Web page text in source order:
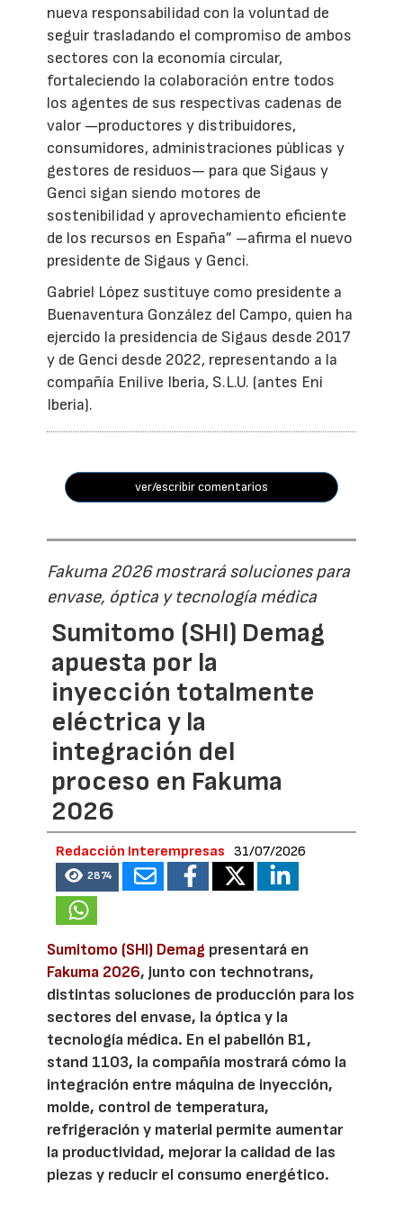
nueva responsabilidad con la voluntad de
seguir trasladando el compromiso de ambos
sectores con la economía circular,
fortaleciendo la colaboración entre todos
los agentes de sus respectivas cadenas de
valor —productores y distribuidores,
consumidores, administraciones públicas y
gestores de residuos— para que Sigaus y
Genci sigan siendo motores de
sostenibilidad y aprovechamiento eficiente
de los recursos en España” –afirma el nuevo
presidente de Sigaus y Genci.
Gabriel López sustituye como presidente a
Buenaventura González del Campo, quien ha
ejercido la presidencia de Sigaus desde 2017
y de Genci desde 2022, representando a la
compañía Enilive Iberia, S.L.U. (antes Eni
Iberia).
ver/escribir comentarios
Fakuma 2026 mostrará soluciones para
envase, óptica y tecnología médica
Sumitomo (SHI) Demag
apuesta por la
inyección totalmente
eléctrica y la
integración del
proceso en Fakuma
2026
Redacción Interempresas 31/07/2026
2874
Sumitomo (SHI) Demag presentará en
Fakuma 2026, junto con technotrans,
distintas soluciones de producción para los
sectores del envase, la óptica y la
tecnología médica. En el pabellón B1,
stand 1103, la compañía mostrará cómo la
integración entre máquina de inyección,
molde, control de temperatura,
refrigeración y material permite aumentar
la productividad, mejorar la calidad de las
piezas y reducir el consumo energético.